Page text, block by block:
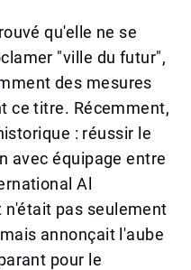
qu'elle ne se
"ville du futur",
des mesures
ce titre. Récemment,
: réussir le
avec équipage entre
Al
pas seulement
annonçait l'aube
pour le